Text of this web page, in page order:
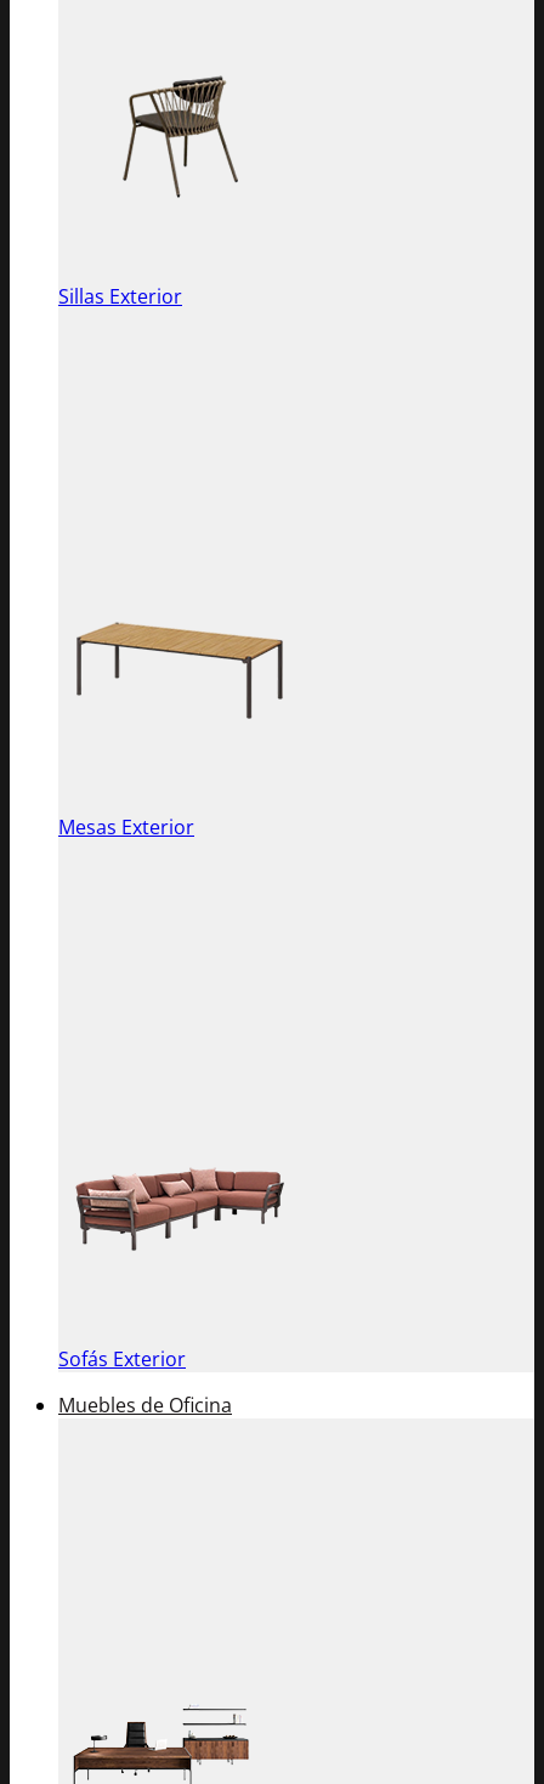
Sillas Exterior
Mesas Exterior
Sofás Exterior
Muebles de Oficina